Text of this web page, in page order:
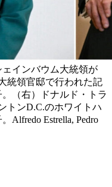
ェインバウム大統領が
統領官邸で行われた記
（右）ドナルド・トラ
トンD.C.のホワイトハ
Alfredo Estrella, Pedro